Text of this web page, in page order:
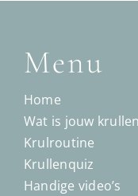
Menu
Home
Wat is jouw
Krulroutine
Krullenquiz
Handige video’s